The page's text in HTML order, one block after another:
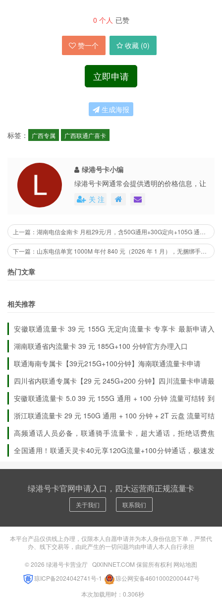
（到账可抵扣）
触发 214G 赠包与折扣包；48 小时内
到账，以短信为准
提前销户可能收违约金；线上 / 线下均
可办理，先查余额与违约金
以当日渠道页为准
外
0.15 元 / 分钟；短信
0.1 元 / 条
按联通当期资费执行
办理与使用要点 ✅
214G 赠包与折扣包到账；首充金额可抵扣话费，非额外服
务费；首月按天折算，次月起足额计费。
月租阶梯：2-6 月 29 元，7-24 月 39 元，流量与通话不变；
后期涨价。
避免无法使用或限速。
山区可能波动；先在中国联通 APP/10010 查覆盖，再长期使
校），仅限广西发货，否则审核失败。
合约与销户：24 个月合约期，提前销户前查违约金；到期前
1 个月在中国联通 APP/10010 确认续约规则。
办理建议 📝
办清单，确认是否在禁发 / 限发范围。
核对手机是否支持联通频段，避免激活后无法使用。
申请时填写精准的固定住址（非代收 / 模糊地址），便于审
激活后按指引首充 100 元，48 小时内查 214G 赠包与折扣包
到账；首月按天计费，次月起按 29 元 / 39 元正常计费，做
好账单提醒。
到期前 1 个月确认续约规则，避免资费 / 流量回落；如需长
期使用，提前规划续期或叠加包。
0 个人 已赞
赞一个 收藏 (0)
立即申请
生成海报
标签： 广西专属 广西联通广喜卡
绿港号卡小编
绿港号卡网通常会提供透明的价格信息，让
用户能够清楚地了解到每个号卡套餐的具体
费用。这些平台还会不定期地推出各种优惠
了市场的公平竞争。
关 注
热门文章
相关推荐
安徽联通流量卡 39 元 155G 无定向流量卡 专享卡 最新申请入
口湖南联通省内流量卡 39 元 185G+100 分钟官方办理入口
联通海南专属卡【39元215G+100分钟】海南联通流量卡申请
四川省内联通专属卡【29 元 245G+200 分钟】四川流量卡申请最
新优惠详情
安徽联通流量卡 5.0 39 元 155G 通用 + 100 分钟 流量可结转 到
期自动续约
浙江联通流量卡 29 元 150G 通用 + 100 分钟 + 2T 云盘 流量可结
转高频通话人员必备，联通骑手流量卡，超大通话，拒绝话费焦
虑！
全国通用！联通天灵卡40元享120G流量+100分钟通话，极速发
绿港号卡官网申请入口，四大运营商正规流量卡
关于我们 联系我们
本平台产品仅供线上办理，仅限本人自愿申请并为本人身份信息下单，严禁代
办、线下交易等，由此产生的一切问题均由申请人本人自行承担
© 2026 绿港号卡营业厅 QIXINNET.COM 保留所有权利 网站地图
琼ICP备2024042741号-1
琼公网安备46010002000447号
本次加载用时：0.306秒